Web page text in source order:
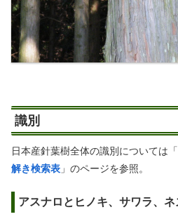
識別
日本産針葉樹全体の識別については「
解き検索表 」のページを参照。
アスナロとヒノキ、サワラ、ネ